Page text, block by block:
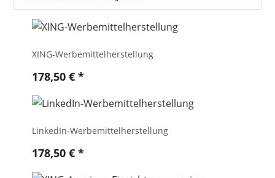
XING-Werbemittelherstellung
178,50€ *
LinkedIn-Werbemittelherstellung
178,50€ *